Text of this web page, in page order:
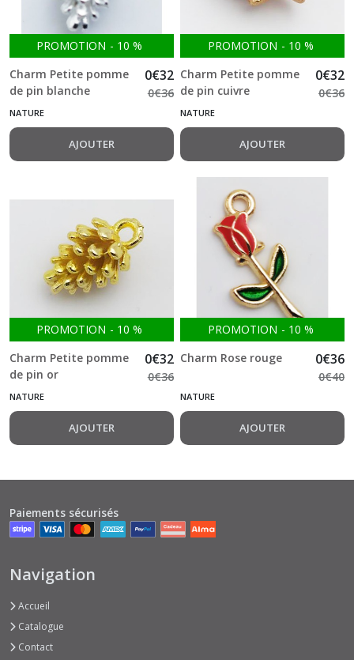
PROMOTION - 10 %
Charm Petite pomme
de pin blanche
0€32
0€36
NATURE
AJOUTER
PROMOTION - 10 %
Charm Petite pomme
de pin cuivre
0€32
0€36
NATURE
AJOUTER
PROMOTION - 10 %
Charm Petite pomme
de pin or
0€32
0€36
NATURE
AJOUTER
PROMOTION - 10 %
Charm Rose rouge
0€36
0€40
NATURE
AJOUTER
Paiements sécurisés
Navigation
Accueil
Catalogue
Contact